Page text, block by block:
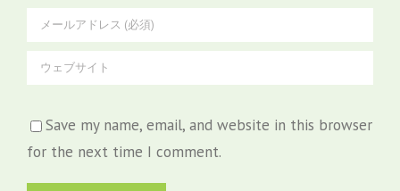
Save my name, email, and website in this browser
for the next time I comment.